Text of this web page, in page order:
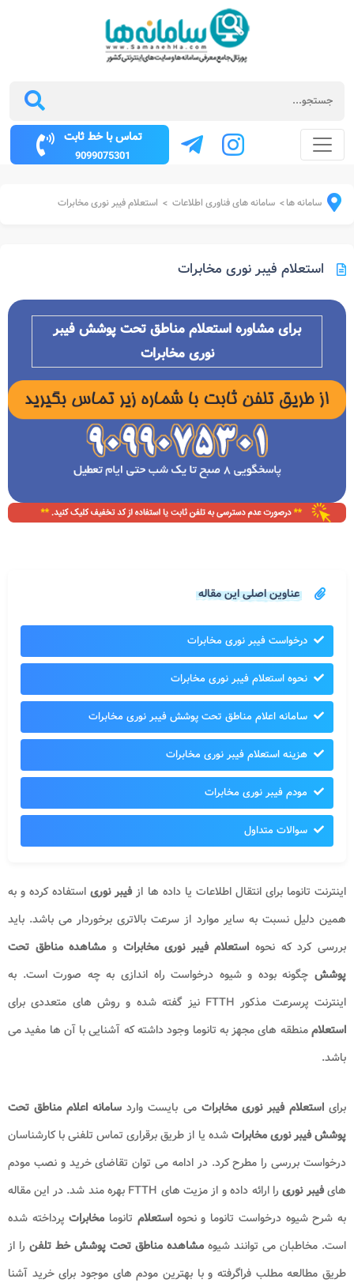
تماس با خط ثابت
9099075301
سامانه ها> سامانه های فناوری اطلاعات > استعلام فیبر نوری مخابرات
استعلام فیبر نوری مخابرات
برای مشاوره استعلام مناطق تحت پوشش فیبر
نوری مخابرات
عناوین اصلی این مقاله
درخواست فیبر نوری مخابرات
نحوه استعلام فیبر نوری مخابرات
سامانه اعلام مناطق تحت پوشش فیبر نوری مخابرات
هزینه استعلام فیبر نوری مخابرات
مودم فیبر نوری مخابرات
سوالات متداول
اینترنت تانوما برای انتقال اطلاعات یا داده ها ازفیبر نوریاستفاده کرده و به
همین دلیل نسبت به سایر موارد از سرعت بالاتری برخوردار می باشد. باید
بررسی کرد که نحوه استعلام فیبر نوری مخابرات و مشاهده مناطق تحت
پوشش چگونه بوده و شیوه درخواست راه اندازی به چه صورت است. به
اینترنت پرسرعت مذکور FTTH نیز گفته شده و روش های متعددی برای
استعلاممنطقه های مجهز به تانوما وجود داشته که آشنایی با آن ها مفید می
باشد.
برایاستعلام فیبر نوری مخابرات می بایست وارد سامانه اعلام مناطق تحت
پوشش فیبر نوری مخابراتشده یا از طریق برقراری تماس تلفنی با کارشناسان
درخواست بررسی را مطرح کرد. در ادامه می توان تقاضای خرید و نصب مودم
هایفیبر نوری
را ارائه داده و از مزیت های FTTH بهره مند شد. در این مقاله
به شرح شیوه درخواست تانوما و نحوهاستعلام تانوما مخابرات پرداخته شده
است. مخاطبان می توانند شیوه مشاهده مناطق تحت پوشش خط تلفن را از
طریق مطالعه مطلب فراگرفته و با بهترین مودم های موجود برای خرید آشنا